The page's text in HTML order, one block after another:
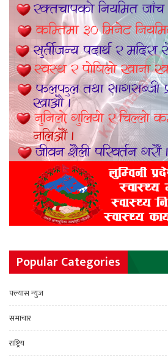
Popular Categories
फ्ल्यास न्युज
समाचार
राष्ट्रिय